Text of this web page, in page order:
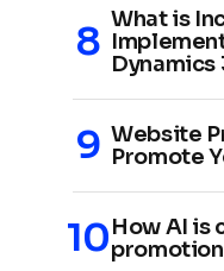
What is
Dynamics
Website
Promote
How AI is